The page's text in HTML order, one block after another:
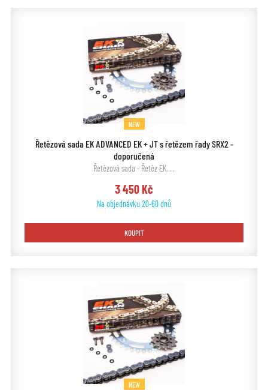
Řetězová sada EK ADVANCED EK + JT s řetězem řady SRX2 -
doporučená
Řetězová sada - Řetěz EK, …
NEW
3 450 Kč
Na objednávku 20-60 dnů
KOUPIT
NEW